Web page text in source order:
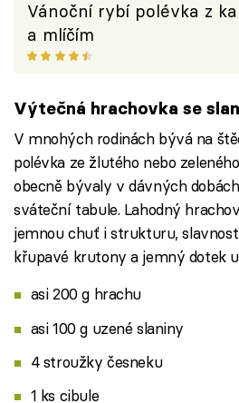
Vánoční rybí polévka z
a mlíčím
Výtečná hrachovka se
V mnohých rodinách bývá na
polévka ze žlutého nebo
obecně bývaly v dávných
sváteční tabule. Lahodný
jemnou chuť i strukturu,
křupavé krutony a jemný dotek
asi 200 g hrachu
asi 100 g uzené slaniny
4 stroužky česneku
1 ks cibule